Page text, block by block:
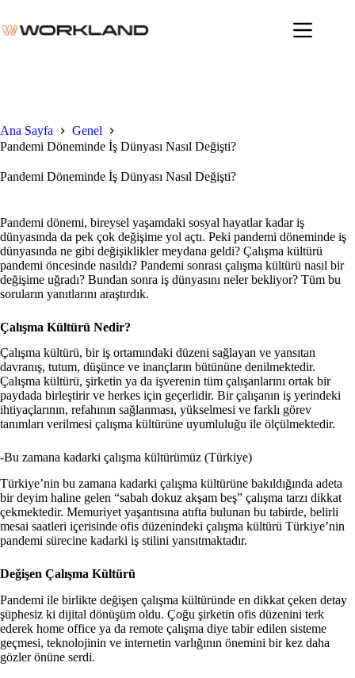
content
Ana Sayfa
Genel
Pandemi Döneminde İş Dünyası Nasıl Değişti?
Pandemi Döneminde İş Dünyası Nasıl Değişti?
Pandemi dönemi, bireysel yaşamdaki sosyal hayatlar kadar iş
dünyasında da pek çok değişime yol açtı. Peki pandemi döneminde iş
dünyasında ne gibi değişiklikler meydana geldi? Çalışma kültürü
pandemi öncesinde nasıldı? Pandemi sonrası çalışma kültürü nasıl bir
değişime uğradı? Bundan sonra iş dünyasını neler bekliyor? Tüm bu
soruların yanıtlarını araştırdık.
Çalışma Kültürü Nedir?
Çalışma kültürü, bir iş ortamındaki düzeni sağlayan ve yansıtan
davranış, tutum, düşünce ve inançların bütününe denilmektedir.
Çalışma kültürü, şirketin ya da işverenin tüm çalışanlarını ortak bir
paydada birleştirir ve herkes için geçerlidir. Bir çalışanın iş yerindeki
ihtiyaçlarının, refahının sağlanması, yükselmesi ve farklı görev
tanımları verilmesi çalışma kültürüne uyumluluğu ile ölçülmektedir.
-Bu zamana kadarki çalışma kültürümüz (Türkiye)
Türkiye’nin bu zamana kadarki çalışma kültürüne bakıldığında adeta
bir deyim haline gelen “sabah dokuz akşam beş” çalışma tarzı dikkat
çekmektedir. Memuriyet yaşantısına atıfta bulunan bu tabirde, belirli
mesai saatleri içerisinde ofis düzenindeki çalışma kültürü Türkiye’nin
pandemi sürecine kadarki iş stilini yansıtmaktadır.
Değişen Çalışma Kültürü
Pandemi ile birlikte değişen çalışma kültüründe en dikkat çeken detay
şüphesiz ki dijital dönüşüm oldu. Çoğu şirketin ofis düzenini terk
ederek home office ya da remote çalışma diye tabir edilen sisteme
geçmesi, teknolojinin ve internetin varlığının önemini bir kez daha
gözler önüne serdi.